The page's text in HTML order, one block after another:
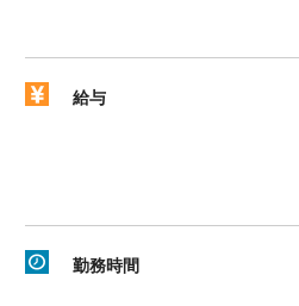
給与
勤務時間